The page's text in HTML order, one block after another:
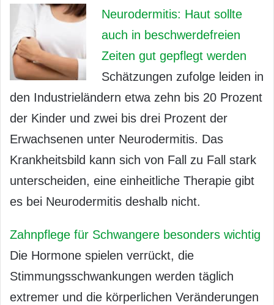
Neurodermitis: Haut sollte
auch in beschwerdefreien
Zeiten gut gepflegt werden
Schätzungen zufolge leiden in
den Industrieländern etwa zehn bis 20 Prozent
der Kinder und zwei bis drei Prozent der
Erwachsenen unter Neurodermitis. Das
Krankheitsbild kann sich von Fall zu Fall stark
unterscheiden, eine einheitliche Therapie gibt
es bei Neurodermitis deshalb nicht.
Zahnpflege für Schwangere besonders wichtig
Die Hormone spielen verrückt, die
Stimmungsschwankungen werden täglich
extremer und die körperlichen Veränderungen